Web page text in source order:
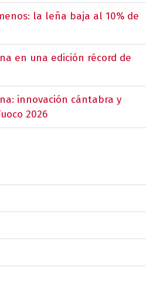
la leña baja al 10% de
en una edición récord de
innovación cántabra y
2026